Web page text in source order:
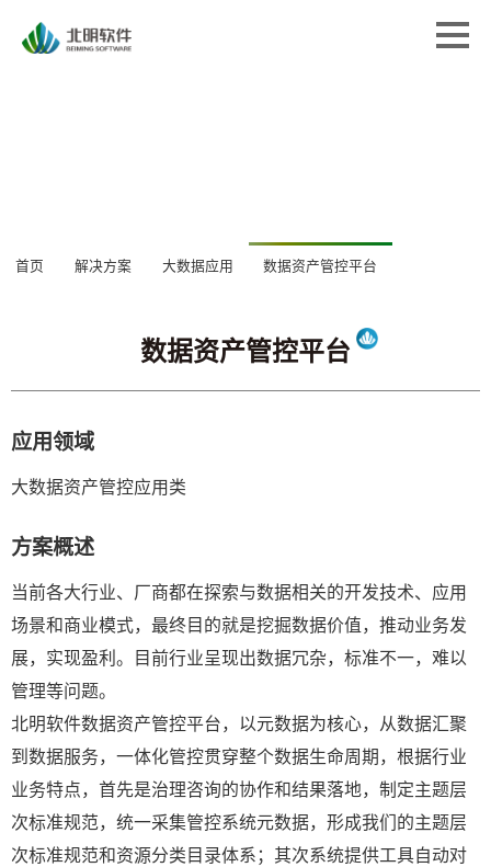
经典案例
关于北明
首页 解决方案 大数据应用 数据资产
数据资产管控平台
应用领域
大数据资产管控应用类
方案概述
当前各大行业、厂商都在探索与数据相关的开发技术、应用
场景和商业模式，最终目的就是挖掘数据价值，推动业务发
展，实现盈利。目前行业呈现出数据冗杂，标准不一，难以
管理等问题。
北明软件数据资产管控平台，以元数据为核心，从数据汇聚
到数据服务，一体化管控贯穿整个数据生命周期，根据行业
业务特点，首先是治理咨询的协作和结果落地，制定主题层
次标准规范，统一采集管控系统元数据，形成我们的主题层
次标准规范和资源分类目录体系；其次系统提供工具自动对